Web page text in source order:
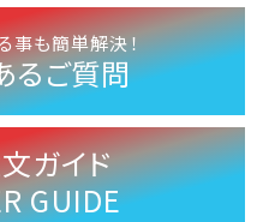
事も簡単解決！
るご質問
ガイド
GUIDE